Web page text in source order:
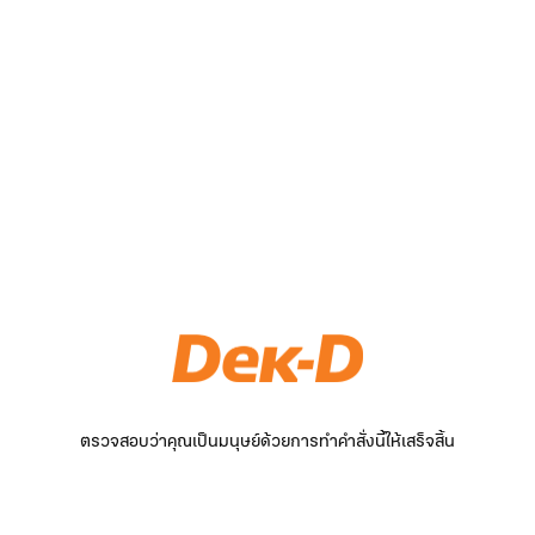
ตรวจสอบว่าคุณเป็นมนุษย์ด้วยการทำคำสั่งนี้ให้เสร็จสิ้น